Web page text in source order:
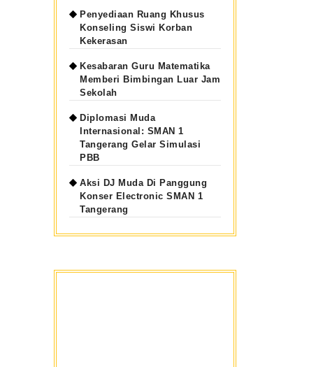
Penyediaan Ruang Khusus
Konseling Siswi Korban
Kekerasan
Kesabaran Guru Matematika
Memberi Bimbingan Luar Jam
Sekolah
Diplomasi Muda
Internasional: SMAN 1
Tangerang Gelar Simulasi
PBB
Aksi DJ Muda Di Panggung
Konser Electronic SMAN 1
Tangerang